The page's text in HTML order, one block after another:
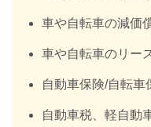
車や自転車の減価
車や自転車のリー
自動車保険/自転車
自動車税、軽自動